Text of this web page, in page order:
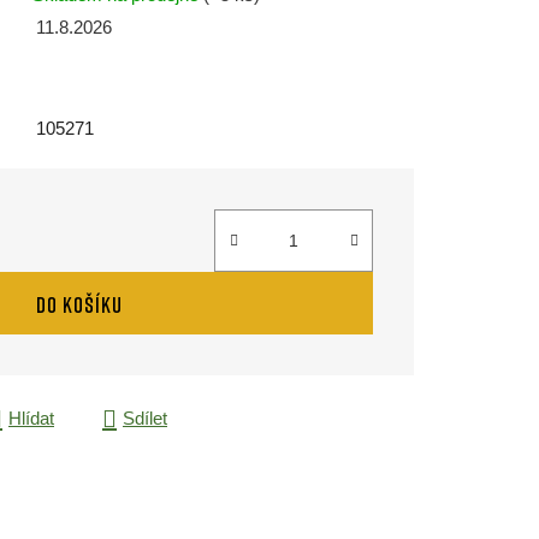
11.8.2026
105271
DO KOŠÍKU
Hlídat Sdílet